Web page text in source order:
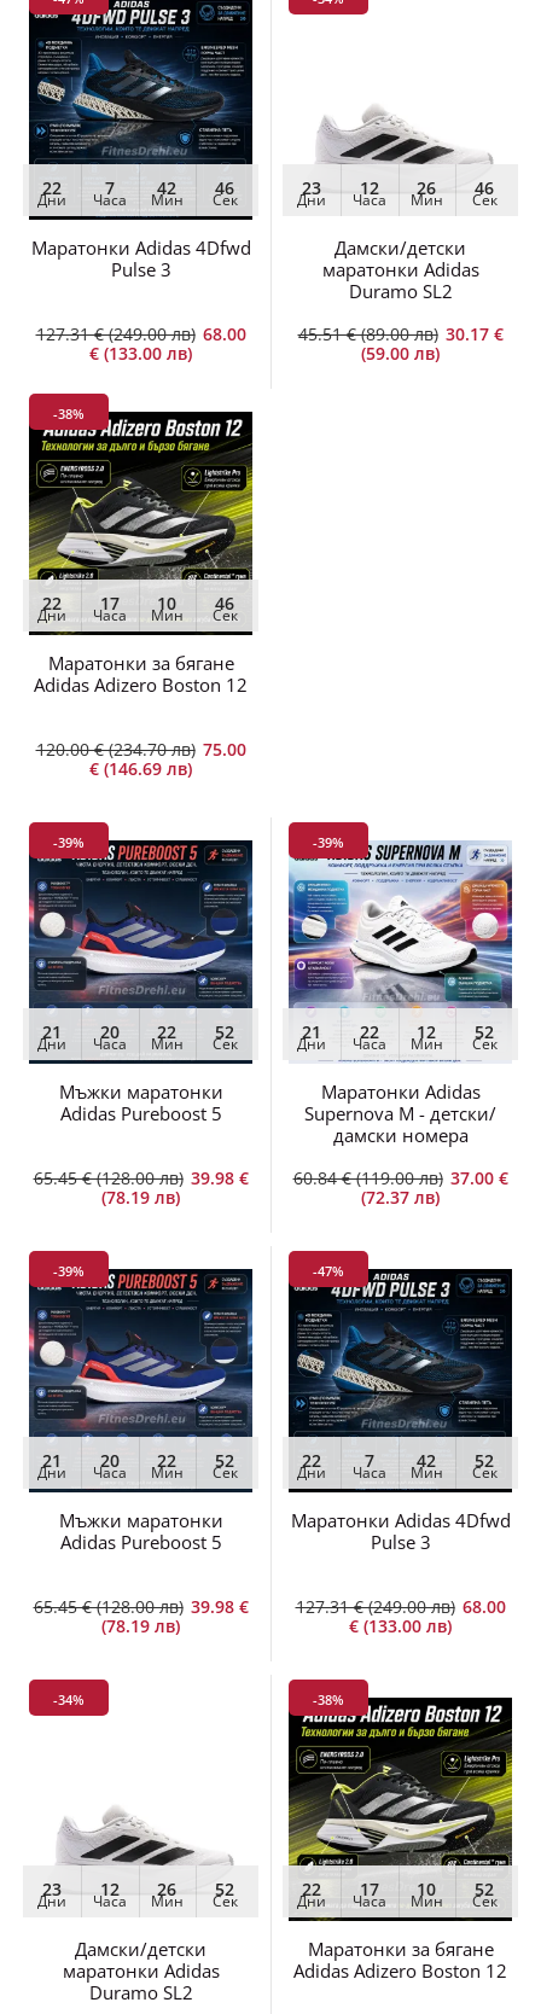
22
Дни
7
Часа
42
Мин
45
Сек
Маратонки Adidas 4Dfwd
Pulse 3
127.31 € (249.00 лв) 68.00
€ (133.00 лв)
23
Дни
12
Часа
26
Мин
45
Сек
Дамски/детски
маратонки Adidas
Duramo SL2
45.51 € (89.00 лв) 30.17 €
(59.00 лв)
-38%
22
Дни
17
Часа
10
Мин
45
Сек
Маратонки за бягане
Adidas Adizero Boston 12
120.00 € (234.70 лв) 75.00
€ (146.69 лв)
-39%
21
Дни
20
Часа
22
Мин
52
Сек
Мъжки маратонки
Adidas Pureboost 5
65.45 € (128.00 лв) 39.98 €
(78.19 лв)
-39%
21
Дни
22
Часа
12
Мин
52
Сек
Маратонки Adidas
Supernova M - детски/
дамски номера
60.84 € (119.00 лв) 37.00 €
(72.37 лв)
-39%
21
Дни
20
Часа
22
Мин
52
Сек
Мъжки маратонки
Adidas Pureboost 5
65.45 € (128.00 лв) 39.98 €
(78.19 лв)
-47%
22
Дни
7
Часа
42
Мин
52
Сек
Маратонки Adidas 4Dfwd
Pulse 3
127.31 € (249.00 лв) 68.00
€ (133.00 лв)
-34%
23
Дни
12
Часа
26
Мин
52
Сек
Дамски/детски
маратонки Adidas
Duramo SL2
-38%
22
Дни
17
Часа
10
Мин
52
Сек
Маратонки за бягане
Adidas Adizero Boston 12